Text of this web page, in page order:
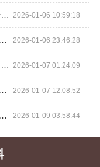
河南宅嘉装饰材料有限公司 打造高端定制的生活艺术 2026-01-06 10:59:18
河南宅嘉装饰材料有限公司：匠心独运，打造梦想家居 2026-01-06 23:46:28
河南宅嘉装饰材料有限公司 定制你的专属空间美 2026-01-07 01:24:09
河南宅嘉装饰材料有限公司：让每个角落都散发美学光芒 2026-01-07 12:08:52
河南宅嘉装饰材料有限公司：匠心独运，空间美学的领航者 2026-01-09 03:58:44